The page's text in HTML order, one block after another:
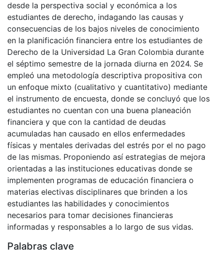
desde la perspectiva social y económica a los
estudiantes de derecho, indagando las causas y
consecuencias de los bajos niveles de conocimiento
en la planificación financiera entre los estudiantes de
Derecho de la Universidad La Gran Colombia durante
el séptimo semestre de la jornada diurna en 2024. Se
empleó una metodología descriptiva propositiva con
un enfoque mixto (cualitativo y cuantitativo) mediante
el instrumento de encuesta, donde se concluyó que los
estudiantes no cuentan con una buena planeación
financiera y que con la cantidad de deudas
acumuladas han causado en ellos enfermedades
físicas y mentales derivadas del estrés por el no pago
de las mismas. Proponiendo así estrategias de mejora
orientadas a las instituciones educativas donde se
implementen programas de educación financiera o
materias electivas disciplinares que brinden a los
estudiantes las habilidades y conocimientos
necesarios para tomar decisiones financieras
informadas y responsables a lo largo de sus vidas.
Palabras clave